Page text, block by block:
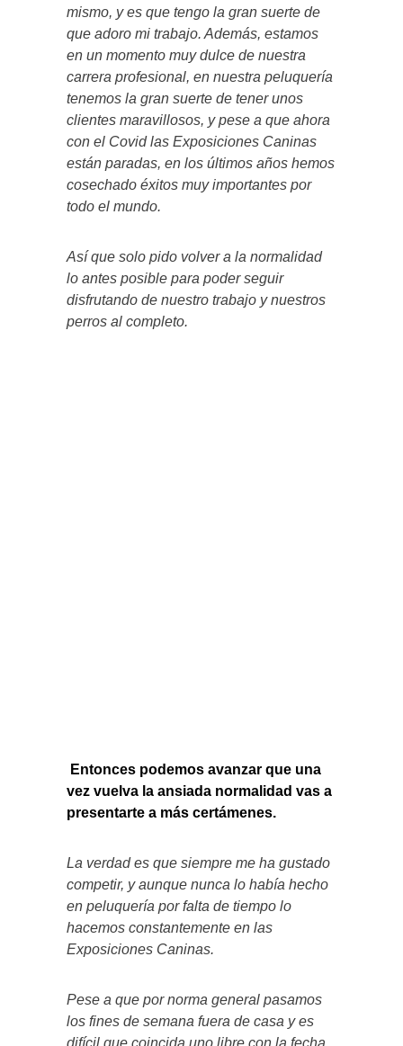
mismo, y es que tengo la gran suerte de
que adoro mi trabajo. Además, estamos
en un momento muy dulce de nuestra
carrera profesional, en nuestra peluquería
tenemos la gran suerte de tener unos
clientes maravillosos, y pese a que ahora
con el Covid las Exposiciones Caninas
están paradas, en los últimos años hemos
cosechado éxitos muy importantes por
todo el mundo.
Así que solo pido volver a la normalidad
lo antes posible para poder seguir
disfrutando de nuestro trabajo y nuestros
perros al completo.
Entonces podemos avanzar que una
vez vuelva la ansiada normalidad vas a
presentarte a más certámenes.
La verdad es que siempre me ha gustado
competir, y aunque nunca lo había hecho
en peluquería por falta de tiempo lo
hacemos constantemente en las
Exposiciones Caninas.
Pese a que por norma general pasamos
los fines de semana fuera de casa y es